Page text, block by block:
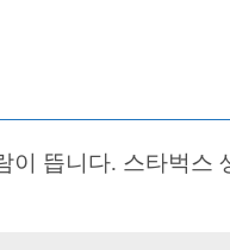
이 뜹니다. 스타벅스